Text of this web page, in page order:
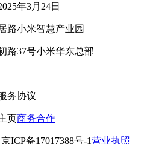
年3月24日
路小米智慧产业园
路37号小米华东总部
务协议
页商务合作
京ICP备17017388号-1营业执照